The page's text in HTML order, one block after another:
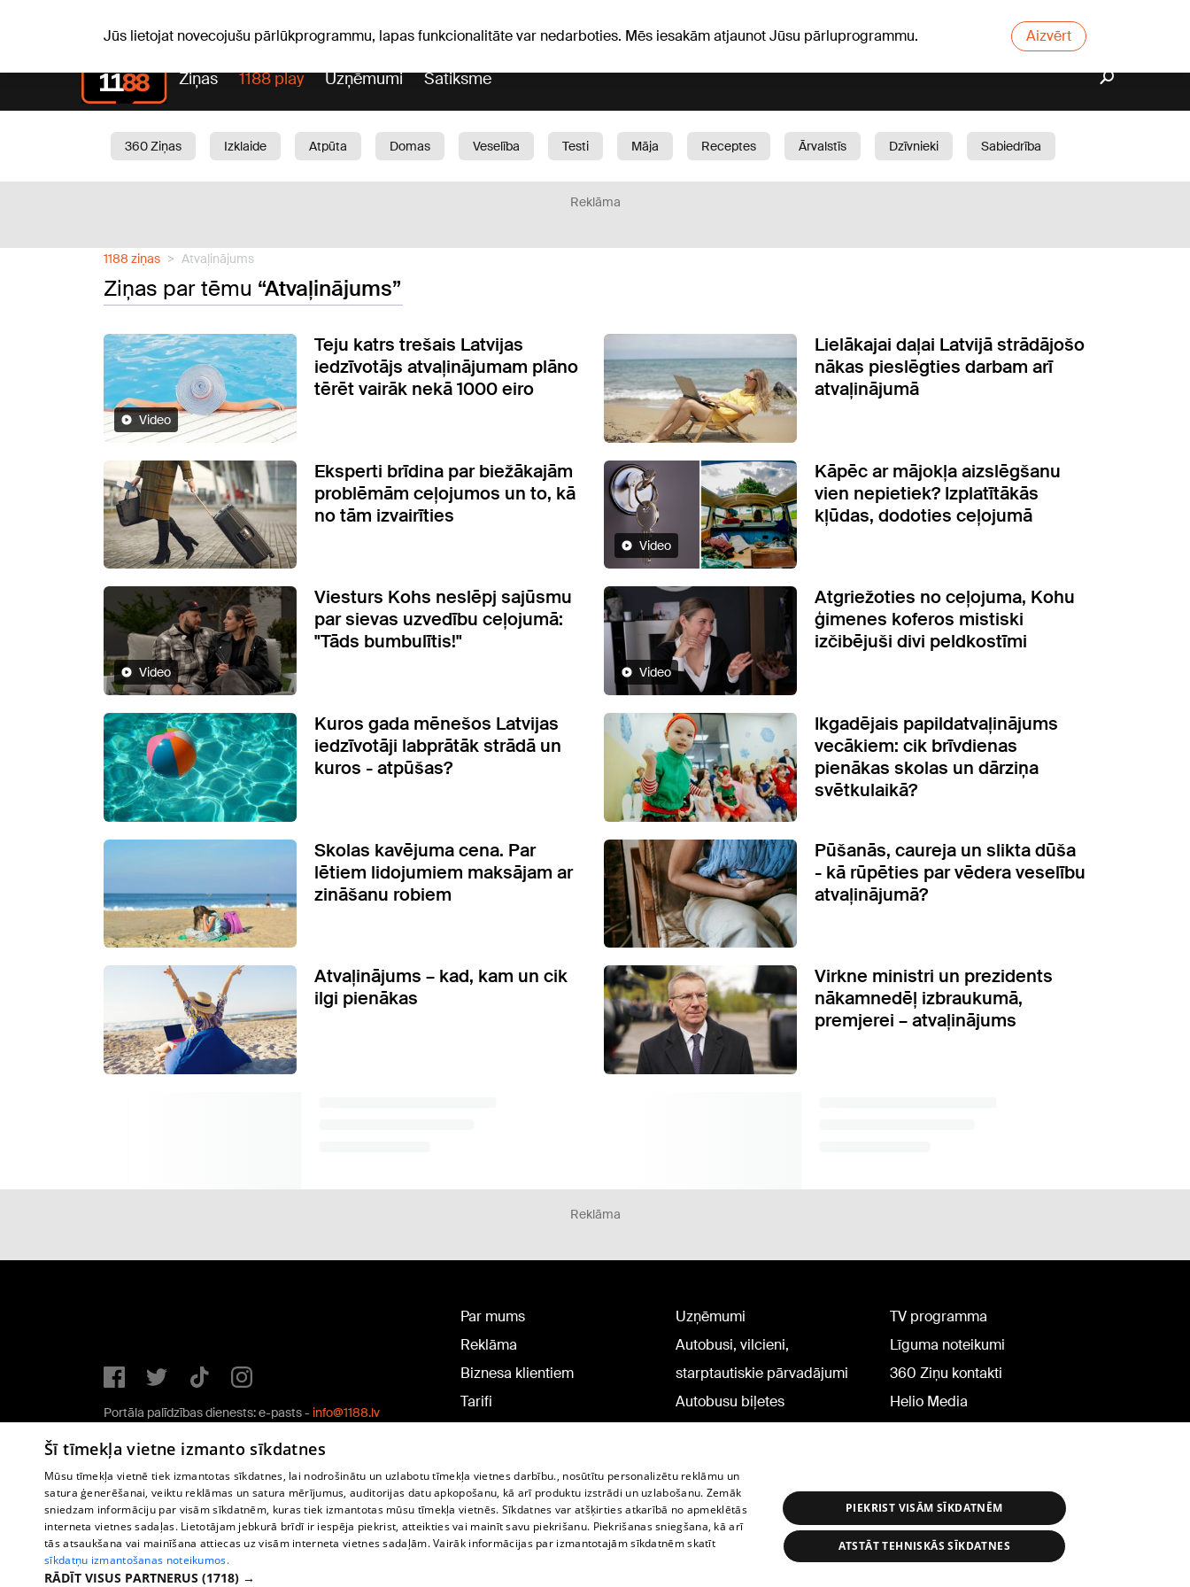
Jūs lietojat novecojušu pārlūkprogrammu, lapas funkcionalitāte var nedarboties. Mēs iesakām atjaunot Jūsu pārluprogrammu. Aizvērt
Ziņas 1188 play Uzņēmumi Satiksme
360 Ziņas Izklaide Atpūta Domas Veselība Testi Māja Receptes Ārvalstīs Dzīvnieki
Sabiedrība
Reklāma
1188 ziņas Atvaļinājums
Ziņas par tēmu “Atvaļinājums”
Video
Teju katrs trešais Latvijas
iedzīvotājs atvaļinājumam plāno
tērēt vairāk nekā 1000 eiro
Lielākajai daļai Latvijā strādājošo
nākas pieslēgties darbam arī
atvaļinājumā
Eksperti brīdina par biežākajām
problēmām ceļojumos un to, kā
no tām izvairīties
Video
Kāpēc ar mājokļa aizslēgšanu
vien nepietiek? Izplatītākās
kļūdas, dodoties ceļojumā
Video
Viesturs Kohs neslēpj sajūsmu
par sievas uzvedību ceļojumā:
"Tāds bumbulītis!"
Video
Atgriežoties no ceļojuma, Kohu
ģimenes koferos mistiski
izčibējuši divi peldkostīmi
Kuros gada mēnešos Latvijas
iedzīvotāji labprātāk strādā un
kuros - atpūšas?
Ikgadējais papildatvaļinājums
vecākiem: cik brīvdienas
pienākas skolas un dārziņa
svētkulaikā?
Skolas kavējuma cena. Par
lētiem lidojumiem maksājam ar
zināšanu robiem
Pūšanās, caureja un slikta dūša
- kā rūpēties par vēdera veselību
atvaļinājumā?
Atvaļinājums – kad, kam un cik
ilgi pienākas
Virkne ministri un prezidents
nākamnedēļ izbraukumā,
premjerei – atvaļinājums
Reklāma
Portāla palīdzības dienests: e-pasts - info@1188.lv
Copyright © 2004-2026 SIA HELIO MEDIA.
Par mums
Reklāma
Biznesa klientiem
Tarifi
Politiskā reklāma
Sīkdatņu lietošanas
noteikumi
Uzņēmumi
Autobusi, vilcieni,
starptautiskie pārvadājumi
Autobusu biļetes
TV programma
Līguma noteikumi
360 Ziņu kontakti
Helio Media
Šī tīmekļa vietne izmanto sīkdatnes
Mūsu tīmekļa vietnē tiek izmantotas sīkdatnes, lai nodrošinātu un uzlabotu tīmekļa vietnes darbību., nosūtītu personalizētu reklāmu un
satura ģenerēšanai, veiktu reklāmas un satura mērījumus, auditorijas datu apkopošanu, kā arī produktu izstrādi un uzlabošanu. Zemāk
sniedzam informāciju par visām sīkdatnēm, kuras tiek izmantotas mūsu tīmekļa vietnēs. Sīkdatnes var atšķirties atkarībā no apmeklētās
interneta vietnes sadaļas. Lietotājam jebkurā brīdī ir iespēja piekrist, atteikties vai mainīt savu piekrišanu. Piekrišanas sniegšana, kā arī
tās atsaukšana vai mainīšana attiecas uz visām interneta vietnes sadaļām. Vairāk informācijas par izmantotajām sīkdatnēm skatīt
sīkdatņu izmantošanas noteikumos.
RĀDĪT VISUS PARTNERUS (1718) →
PIEKRIST VISĀM SĪKDATNĒM
ATSTĀT TEHNISKĀS SĪKDATNES